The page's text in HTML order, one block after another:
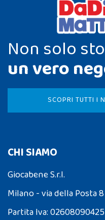
Non solo
un vero
SCOPRI TUTTI I
CHI SIAMO
Giocabene S.r.l.
Milano - via della Posta 8
Partita Iva: 02608090425